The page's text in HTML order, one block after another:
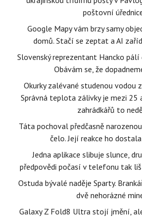
poštovní
Google Mapy vám brzy samy
domů. Stačí se zeptat a AI
Slovenský reprezentant Hancko
Obávám se, že
Okurky zalévané studenou vodou
Správná teplota zálivky je mezi 25
zahrádkářů to
Táta pochoval předčasně
čelo. Její reakce ho
Jedna aplikace slibuje slunce,
předpovědi počasí v telefonu tak
Ostuda bývalé naděje Sparty.
dvě nehorázné
Galaxy Z Fold8 Ultra stojí jmění,